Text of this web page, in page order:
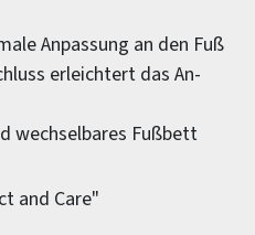
Anpassung an den Fuß
erleichtert das An-
wechselbares Fußbett
and Care"